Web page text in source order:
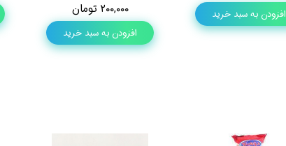
افزودن به سبد خرید ۲۰۰,۰۰۰ تومان
افزودن به سبد خرید